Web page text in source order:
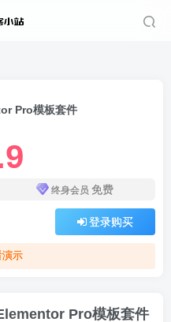
Pro模板套件
终身会员 免费
登录购买
演示
Pro模板套件